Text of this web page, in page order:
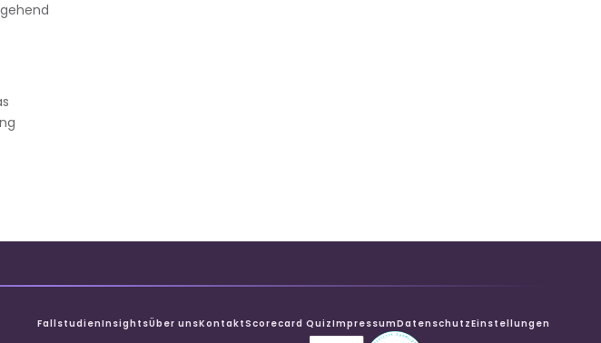
FallstudienInsightsÜber unsKontaktScorecard QuizImpressumDatenschutzEinstellungen